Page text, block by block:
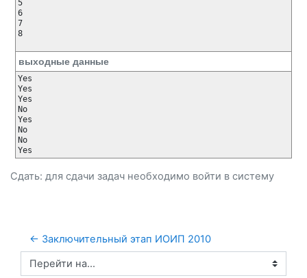
5
6
7
8
выходные данные
Yes
Yes
Yes
No
Yes
No
No
Сдать: для сдачи задач необходимо войти в систему
← Заключительный этап ИОИП 2010
Перейти на...